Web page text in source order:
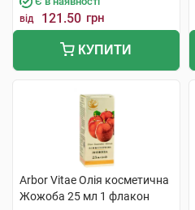
від 121.50 грн
КУПИТИ
Arbor Vitae Олія косметична
Жожоба 25 мл 1 флакон